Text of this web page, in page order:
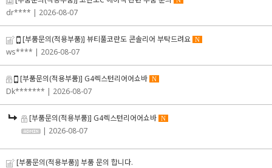
dr**** | 2026-08-07
[부품문의(적용부품)] 뷰티풀코란도 콘솔리어 부탁드려요 N
ws**** | 2026-08-07
[부품문의(적용부품)] G4렉스턴리어어쇼바 N
Dk******* | 2026-08-07
[부품문의(적용부품)] G4렉스턴리어어쇼바 N
| 2026-08-07
[부품문의(적용부품)] 부품 문의 합니다.